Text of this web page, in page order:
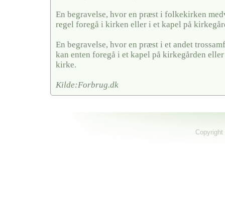
En begravelse, hvor en præst i folkekirken
regel foregå i kirken eller i et kapel på
En begravelse, hvor en præst i et andet
kan enten foregå i et kapel på kirkegården
kirke.
Kilde:Forbrug.dk